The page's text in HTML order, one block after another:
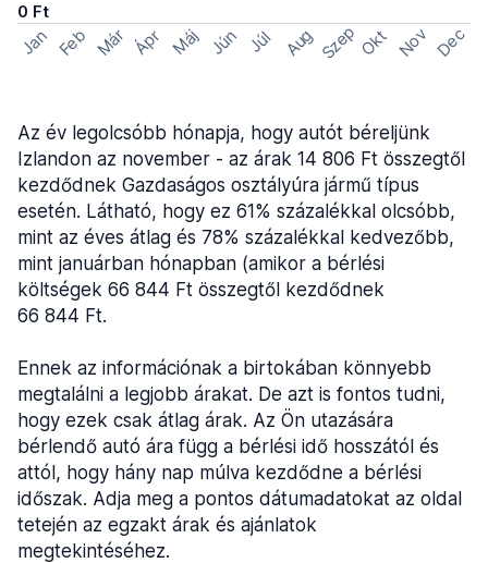
0 Ft
Jan Feb Már Ápr Máj Jún Júl Aug Szep Okt Nov Dec
Az év legolcsóbb hónapja, hogy autót béreljünk
Izlandon az november - az árak 14 806 Ft összegtől
kezdődnek Gazdaságos osztályúra jármű típus
esetén. Látható, hogy ez 61% százalékkal olcsóbb,
mint az éves átlag és 78% százalékkal kedvezőbb,
mint januárban hónapban (amikor a bérlési
költségek 66 844 Ft összegtől kezdődnek
66 844 Ft.
Ennek az információnak a birtokában könnyebb
megtalálni a legjobb árakat. De azt is fontos tudni,
hogy ezek csak átlag árak. Az Ön utazására
bérlendő autó ára függ a bérlési idő hosszától és
attól, hogy hány nap múlva kezdődne a bérlési
időszak. Adja meg a pontos dátumadatokat az oldal
tetején az egzakt árak és ajánlatok
megtekintéséhez.